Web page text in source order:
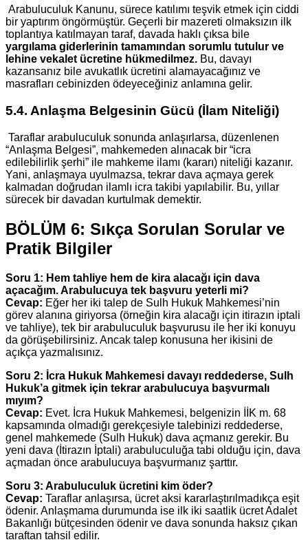
Arabuluculuk Kanunu, sürece katılımı teşvik etmek için ciddi
bir yaptırım öngörmüştür. Geçerli bir mazereti olmaksızın ilk
toplantıya katılmayan taraf, davada haklı çıksa bile
yargılama giderlerinin tamamından sorumlu tutulur ve
lehine vekalet ücretine hükmedilmez. Bu, davayı
kazansanız bile avukatlık ücretini alamayacağınız ve
masrafları cebinizden ödeyeceğiniz anlamına gelir.
5.4. Anlaşma Belgesinin Gücü (İlam Niteliği)
Taraflar arabuluculuk sonunda anlaşırlarsa, düzenlenen
“Anlaşma Belgesi”, mahkemeden alınacak bir “icra
edilebilirlik şerhi” ile mahkeme ilamı (kararı) niteliği kazanır.
Yani, anlaşmaya uyulmazsa, tekrar dava açmaya gerek
kalmadan doğrudan ilamlı icra takibi yapılabilir. Bu, yıllar
sürecek bir davadan kurtulmak demektir.
BÖLÜM 6: Sıkça Sorulan Sorular ve
Pratik Bilgiler
Soru 1: Hem tahliye hem de kira alacağı için dava
açacağım. Arabulucuya tek başvuru yeterli mi?
Cevap: Eğer her iki talep de Sulh Hukuk Mahkemesi’nin
görev alanına giriyorsa (örneğin kira alacağı için itirazın iptali
ve tahliye), tek bir arabuluculuk başvurusu ile her iki konuyu
da görüşebilirsiniz. Ancak talep konusuna her ikisini de
açıkça yazmalısınız.
Soru 2: İcra Hukuk Mahkemesi davayı reddederse, Sulh
Hukuk’a gitmek için tekrar arabulucuya başvurmalı
mıyım?
Cevap: Evet. İcra Hukuk Mahkemesi, belgenizin İİK m. 68
kapsamında olmadığı gerekçesiyle talebinizi reddederse,
genel mahkemede (Sulh Hukuk) dava açmanız gerekir. Bu
yeni dava (İtirazın İptali) arabuluculuğa tabi olduğu için, dava
açmadan önce arabulucuya başvurmanız şarttır.
Soru 3: Arabuluculuk ücretini kim öder?
Cevap: Taraflar anlaşırsa, ücret aksi kararlaştırılmadıkça eşit
ödenir. Anlaşmama durumunda ise ilk iki saatlik ücret Adalet
Bakanlığı bütçesinden ödenir ve dava sonunda haksız çıkan
taraftan tahsil edilir.